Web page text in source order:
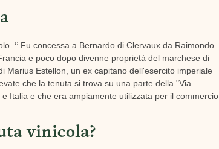
e Fu concessa a Bernardo di Clervaux da Raimondo
e poco dopo divenne proprietà del marchese di
Marius Estellon, un ex capitano dell'esercito imperiale
che la tenuta si trova su una parte della "Via
Italia e che era ampiamente utilizzata per il commercio
vinicola?